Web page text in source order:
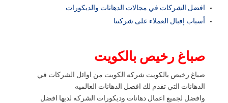
افضل الشركات في مجالات الدهانات والديكورات
أسباب إقبال العملاء على شركتنا
صباغ رخيص بالكويت
صباغ رخيص بالكويت شركه الكويت من اوائل الشركات في
الدهانات التي تقدم لك افضل الدهانات العالميه
وافضل لجميع اعمال دهانات وديكورات الشركه لديها افضل